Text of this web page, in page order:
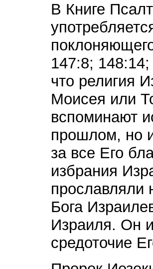
В Книге
147:8;
что религия
Моисея или
вспоминают
прошлом, но
за все Его
избрания
прославляли
Бога
Израиля. Он
средоточие